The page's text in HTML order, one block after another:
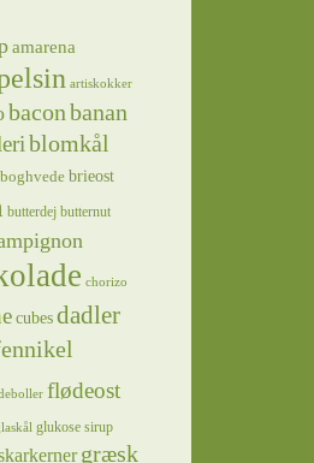
amarena
artiskokker
baconbanan
blomkål
boghvede brieost
butterdej butternut
chorizo
cubes dadler
flødeost
glukose sirup
græsk